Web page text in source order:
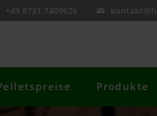
+49 8731 7409626
Produkte